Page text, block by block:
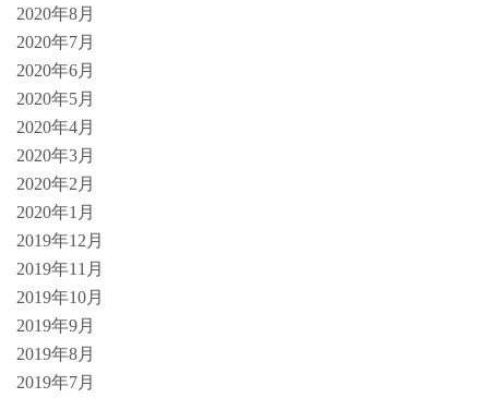
2020年8月
2020年7月
2020年6月
2020年5月
2020年4月
2020年3月
2020年2月
2020年1月
2019年12月
2019年11月
2019年10月
2019年9月
2019年8月
2019年7月